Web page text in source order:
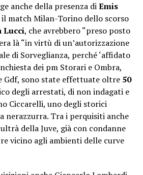
anche della presenza diEmis
match Milan-Torino dello scorso
Lucci, che avrebbero “preso posto
là “in virtù di un’autorizzazione
di Sorveglianza, perché ‘affidato
dei pm Storari e Ombra,
Gdf, sono state effettuate oltre50
degli arrestati, di non indagati e
Ciccarelli, uno degli storici
nerazzurra. Tra i perquisiti anche
della Juve, già con condanne
vicino agli ambienti delle curve